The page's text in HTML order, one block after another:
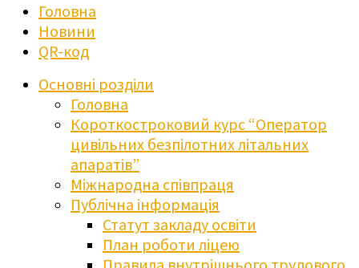
Головна
Новини
QR-код
Основні розділи
Головна
Короткостроковий курс “Оператор
цивільних безпілотних літальних
апаратів”
Міжнародна співпраця
Публічна інформація
Статут закладу освіти
План роботи ліцею